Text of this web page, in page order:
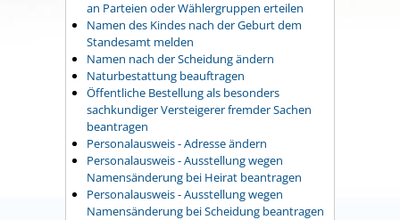
an Parteien oder Wählergruppen erteilen
Namen des Kindes nach der Geburt dem
Standesamt melden
Namen nach der Scheidung ändern
Naturbestattung beauftragen
Öffentliche Bestellung als besonders
sachkundiger Versteigerer fremder Sachen
beantragen
Personalausweis - Adresse ändern
Personalausweis - Ausstellung wegen
Namensänderung bei Heirat beantragen
Personalausweis - Ausstellung wegen
Namensänderung bei Scheidung beantragen